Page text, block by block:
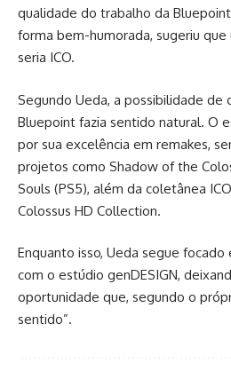
qualidade do trabalho da
forma bem-humorada, sugeriu
seria ICO.
Segundo Ueda, a possibilidade de
Bluepoint fazia sentido natural. O
por sua excelência em remakes,
projetos como Shadow of the
Souls (PS5), além da coletânea
Colossus HD Collection.
Enquanto isso, Ueda segue
com o estúdio genDESIGN,
oportunidade que, segundo o
sentido”.